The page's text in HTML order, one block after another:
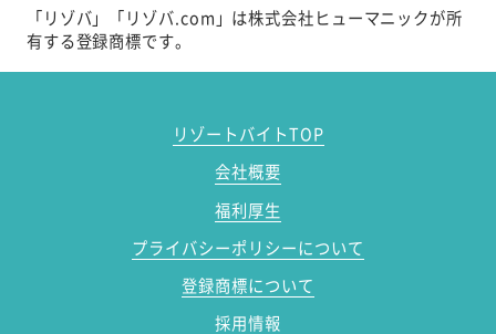
「リゾバ」「リゾバ.com」は株式会社ヒューマニックが所
有する登録商標です。
リゾートバイトTOP
会社概要
福利厚生
プライバシーポリシーについて
登録商標について
採用情報